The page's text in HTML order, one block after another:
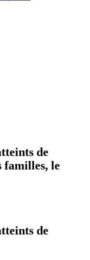
de
familles, le
de